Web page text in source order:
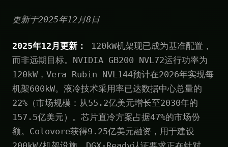
更新于2025年12月8日
2025年12月更新：
120kW机架现已成为基准配置，
而非远期目标。NVIDIA GB200 NVL72运行功率为
120kW，Vera Rubin NVL144预计在2026年实现每
机架600kW。液冷技术采用率已达数据中心总量的
22%（市场规模：从55.2亿美元增长至2030年的
157.5亿美元）。芯片直冷方案占据47%的市场份
额。Colovore获得9.25亿美元融资，用于建设